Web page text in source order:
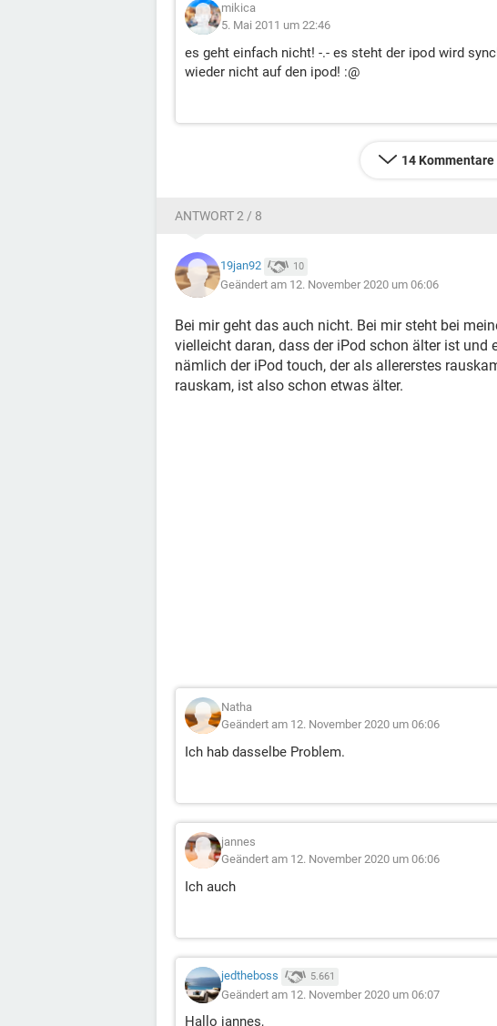
mikica
5. Mai 2011 um 22:46
es geht einfach nicht! -.- es steht der ipod wird
wieder nicht auf den ipod! :@
14 Kommentare
ANTWORT 2 / 8
19jan92 10
Geändert am 12. November 2020 um 06:06
Bei mir geht das auch nicht. Bei mir steht bei
vielleicht daran, dass der iPod schon älter ist und
nämlich der iPod touch, der als allererstes
rauskam, ist also schon etwas älter.
Natha
Geändert am 12. November 2020 um 06:06
Ich hab dasselbe Problem.
jannes
Geändert am 12. November 2020 um 06:06
Ich auch
jedtheboss 5.661
Geändert am 12. November 2020 um 06:07
Hallo jannes,